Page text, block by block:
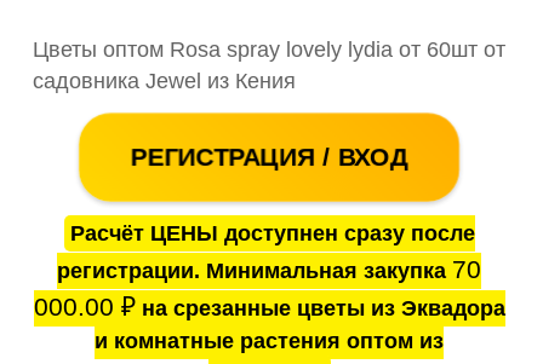
Цветы оптом Rosa spray lovely lydia от 60шт от
садовника Jewel из Кения
РЕГИСТРАЦИЯ / ВХОД
Расчёт ЦЕНЫ доступнен сразу после
регистрации. Минимальная закупка 70
000.00 ₽на срезанные цветы из Эквадора
и комнатные растения оптом из